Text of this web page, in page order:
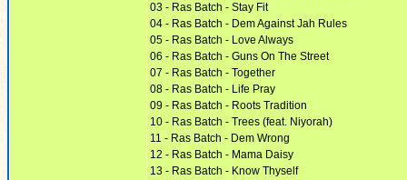
03 - Ras Batch - Stay Fit
04 - Ras Batch - Dem Against Jah Rules
05 - Ras Batch - Love Always
06 - Ras Batch - Guns On The Street
07 - Ras Batch - Together
08 - Ras Batch - Life Pray
09 - Ras Batch - Roots Tradition
10 - Ras Batch - Trees (feat. Niyorah)
11 - Ras Batch - Dem Wrong
12 - Ras Batch - Mama Daisy
13 - Ras Batch - Know Thyself